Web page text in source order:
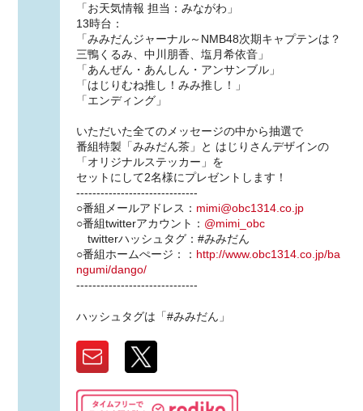
「お天気情報 担当：みながわ」
13時台：
「みみだんジャーナル～NMB48次期キャプテンは？
三鴨くるみ、中川朋香、塩月希依音」
「あんぜん・あんしん・アンサンブル」
「はじりむね推し！みみ推し！」
「エンディング」
いただいた全てのメッセージの中から抽選で
番組特製「みみだん茶」と はじりさんデザインの
「オリジナルステッカー」を
セットにして2名様にプレゼントします！
------------------------------
○番組メールアドレス： mimi@obc1314.co.jp
○番組twitterアカウント： @mimi_obc
twitterハッシュタグ：#みみだん
○番組ホームぺージ：： http://www.obc1314.co.jp/ba
ngumi/dango/
------------------------------
ハッシュタグは「#みみだん」